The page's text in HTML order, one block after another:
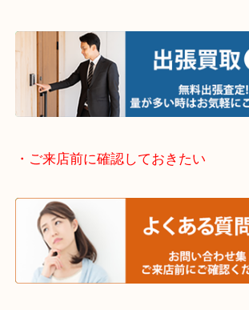
兵庫県全域
姫路市・高砂市・加古川市・加西市
たつの市・相生市・赤穂市
鳥取県全域・京都府全域